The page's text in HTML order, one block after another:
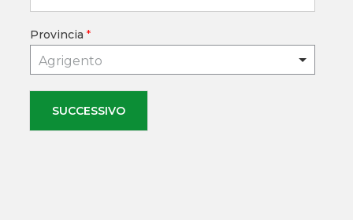
Provincia *
Agrigento
SUCCESSIVO